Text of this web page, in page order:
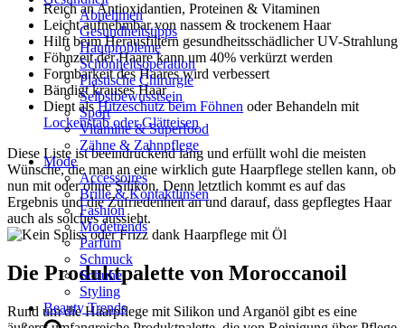
Abnehmen
Gesundheitstipps
Hautprobleme
Schönheitsoperation
Plastische Chirurgie
Selbstbewusstsein
Sport
Vitamine & Superfood
Zähne & Zahnpflege
Mode
Accessoires
Brille & Kontaktlinsen
Fashion
Modetrends
Parfüm
Schmuck
Schuhe
Styling
Beauty Trends
Reich an Antioxidantien, Proteinen & Vitaminen
Leicht aufnehmbar von nassem & trockenem Haar
Hilft beim Herausfiltern gesundheitsschädlicher UV-Strahlung
Föhnzeit der Haare kann um 40% verkürzt werden
Formbarkeit des Haares wird verbessert
Bändigt krauses Haar
Dient alsHitzeschutz beim Föhnen oder Behandeln mit
Lockenstab oder Glätteisen
Diese Liste ist beeindruckend lang und erfüllt wohl die meisten
Wünsche, die man an eine wirklich gute Haarpflege stellen kann, ob
nun mit oder ohne Silikon. Denn letztlich kommt es auf das
Ergebnis und die Zufriedenheit an und darauf, dass gepflegtes Haar
auch als solches aussieht.
Die Produktpalette von Moroccanoil
Rund um die Haarpflege mit Silikon und Arganöl gibt es eine